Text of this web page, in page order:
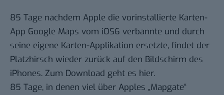
85 Tage nachdem Apple die vorinstallierte Karten-
App Google Maps vom iOS6 verbannte und durch
seine eigene Karten-Applikation ersetzte, findet der
Platzhirsch wieder zurück auf den Bildschirm des
iPhones. Zum Download geht es hier.
85 Tage, in denen viel über Apples „Mapgate“